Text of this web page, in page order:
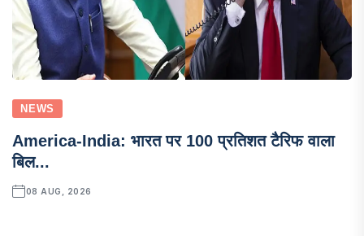
NEWS
America-India: भारत पर 100 प्रतिशत टैरिफ वाला
बिल...
08 AUG, 2026